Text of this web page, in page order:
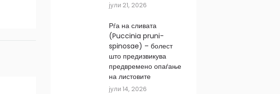
јули 21, 2026
Рѓа на сливата
(Puccinia pruni-
spinosae) – болест
што предизвикува
предвремено опаѓање
на листовите
јули 14, 2026